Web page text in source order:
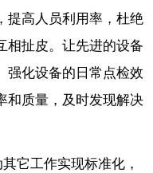
提高人员利用率，杜绝
相扯皮。让先进的设备
强化设备的日常点检效
和质量，及时发现解决
它工作实现标准化，